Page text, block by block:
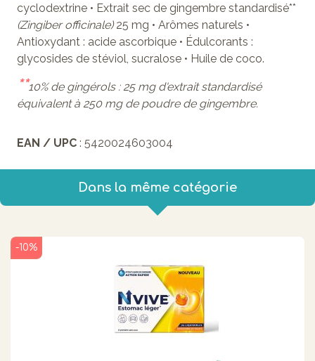
cyclodextrine • Extrait sec de gingembre standardisé**
(Zingiber officinale)25 mg • Arômes naturels •
Antioxydant : acide ascorbique • Édulcorants :
glycosides de stéviol, sucralose • Huile de coco.
**10% de gingérols : 25 mg d'extrait standardisé
équivalent à 250 mg de poudre de gingembre.
EAN / UPC : 5420024603004
Dans la même catégorie
-10%